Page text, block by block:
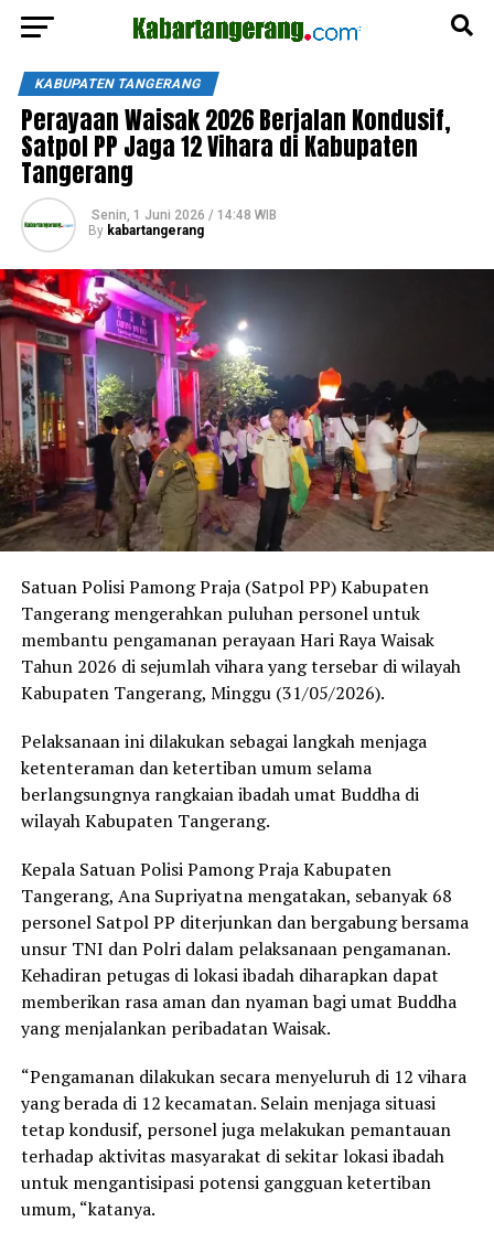
KABUPATEN TANGERANG
Perayaan Waisak 2026 Berjalan Kondusif,
Satpol PP Jaga 12 Vihara di Kabupaten
Tangerang
Senin, 1 Juni 2026 / 14:48 WIB
By kabartangerang
Satuan Polisi Pamong Praja (Satpol PP) Kabupaten
Tangerang mengerahkan puluhan personel untuk
membantu pengamanan perayaan Hari Raya Waisak
Tahun 2026 di sejumlah vihara yang tersebar di wilayah
Kabupaten Tangerang, Minggu (31/05/2026).
Pelaksanaan ini dilakukan sebagai langkah menjaga
ketenteraman dan ketertiban umum selama
berlangsungnya rangkaian ibadah umat Buddha di
wilayah Kabupaten Tangerang.
Kepala Satuan Polisi Pamong Praja Kabupaten
Tangerang, Ana Supriyatna mengatakan, sebanyak 68
personel Satpol PP diterjunkan dan bergabung bersama
unsur TNI dan Polri dalam pelaksanaan pengamanan.
Kehadiran petugas di lokasi ibadah diharapkan dapat
memberikan rasa aman dan nyaman bagi umat Buddha
yang menjalankan peribadatan Waisak.
“Pengamanan dilakukan secara menyeluruh di 12 vihara
yang berada di 12 kecamatan. Selain menjaga situasi
tetap kondusif, personel juga melakukan pemantauan
terhadap aktivitas masyarakat di sekitar lokasi ibadah
untuk mengantisipasi potensi gangguan ketertiban
umum, “katanya.